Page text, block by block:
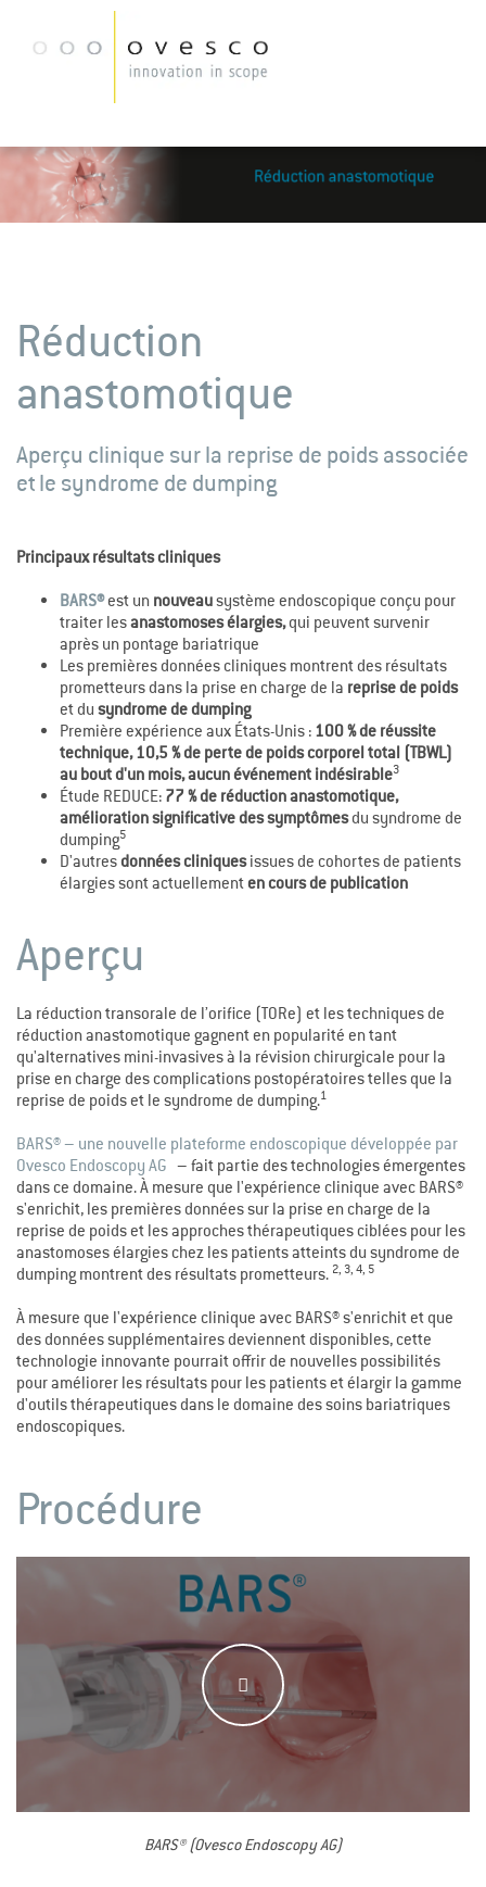
Réduction
anastomotique
Aperçu clinique sur la reprise de poids associée
et le syndrome de dumping
Principaux résultats cliniques
BARS®est un nouveausystème endoscopique conçu pour
traiter lesanastomoses élargies,qui peuvent survenir
après un pontage bariatrique
Les premières données cliniques montrent des résultats
prometteurs dans la prise en charge de la reprise de poids
et du syndrome de dumping
Première expérience aux États-Unis : 100 % de réussite
technique, 10,5 % de perte de poids corporel total (TBWL)
au bout d'un mois, aucun événement indésirable3
Étude REDUCE: 77 % de réduction anastomotique,
amélioration significative des symptômesdu syndrome de
dumping5
D'autresdonnées cliniquesissues de cohortes de patients
élargies sont actuellementen cours de publication
Aperçu
La réduction transorale de l’orifice (TORe) et les techniques de
réduction anastomotique gagnent en popularité en tant
qu'alternatives mini-invasives à la révision chirurgicale pour la
prise en charge des complications postopératoires telles que la
reprise de poids et le syndrome de dumping.1
BARS® – une nouvelle plateforme endoscopique développée par
Ovesco Endoscopy AG – fait partie des technologies émergentes
dans ce domaine. À mesure que l'expérience clinique avec BARS®
s'enrichit, les premières données sur la prise en charge de la
reprise de poids et les approches thérapeutiques ciblées pour les
anastomoses élargies chez les patients atteints du syndrome de
dumping montrent des résultats prometteurs. 2, 3, 4, 5
À mesure que l'expérience clinique avec BARS® s'enrichit et que
des données supplémentaires deviennent disponibles, cette
technologie innovante pourrait offrir de nouvelles possibilités
pour améliorer les résultats pour les patients et élargir la gamme
d'outils thérapeutiques dans le domaine des soins bariatriques
endoscopiques.
Procédure
BARS® (Ovesco Endoscopy AG)